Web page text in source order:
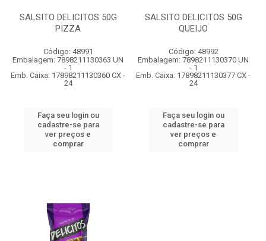
SALSITO DELICITOS 50G
PIZZA
Código: 48991
Embalagem: 7898211130363 UN
- 1
Emb. Caixa: 17898211130360 CX -
24
Faça seu login ou
cadastre-se para
ver preços e
comprar
SALSITO DELICITOS 50G
QUEIJO
Código: 48992
Embalagem: 7898211130370 UN
- 1
Emb. Caixa: 17898211130377 CX -
24
Faça seu login ou
cadastre-se para
ver preços e
comprar